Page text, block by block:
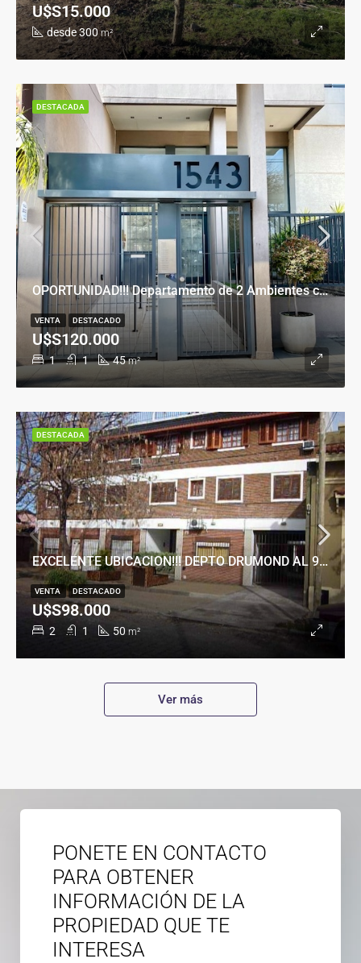
desde 300 m²
U$S15.000
OPORTUNIDAD!!! Departamento de 2 Ambientes con Cochera en Banfield Este
1 1 45 m²
U$S120.000
VENTA DESTACADO
DESTACADA
EXCELENTE UBICACION!!! DEPTO DRUMOND AL 900
2 1 50 m²
U$S98.000
VENTA DESTACADO
DESTACADA
Ver más
PONETE EN CONTACTO
PARA OBTENER
INFORMACIÓN DE LA
PROPIEDAD QUE TE
INTERESA